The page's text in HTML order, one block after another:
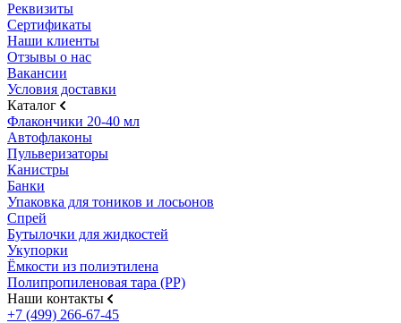
Реквизиты
Сертификаты
Наши клиенты
Отзывы о нас
Вакансии
Условия доставки
Каталог
Флакончики 20-40 мл
Автофлаконы
Пульверизаторы
Канистры
Банки
Упаковка для тоников и лосьонов
Спрей
Бутылочки для жидкостей
Укупорки
Ёмкости из полиэтилена
Полипропиленовая тара (PP)
Наши контакты
+7 (499) 266-67-45